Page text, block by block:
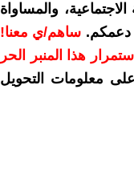
والمساواة
دعمكم. ساهم/ي معنا!
استمرار هذا المنبر الحر
على معلومات التحويل